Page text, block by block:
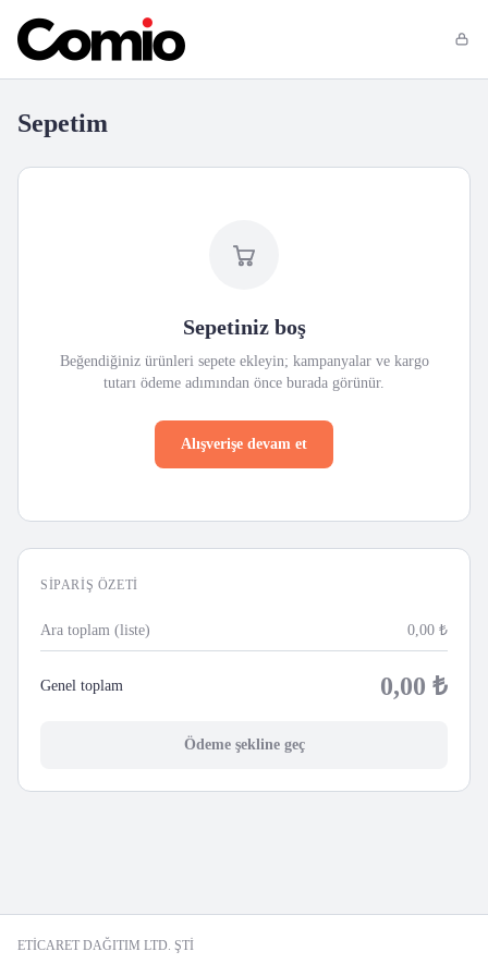
Sepetim
Sepetiniz boş
Beğendiğiniz ürünleri sepete ekleyin; kampanyalar ve kargo
tutarı ödeme adımından önce burada görünür.
Alışverişe devam et
SIPARIŞ ÖZETI
Ara toplam (liste) 0,00 ₺
Genel toplam 0,00 ₺
Ödeme şekline geç
ETİCARET DAĞITIM LTD. ŞTİ